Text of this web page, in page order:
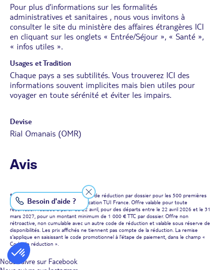
Pour plus d’informations sur les formalités
administratives et sanitaires , nous vous invitons à
consulter le site du ministère des affaires étrangères ICI
en cliquant sur les onglets « Entrée/Séjour », « Santé »,
« infos utiles ».
Usages et Tradition
Chaque pays a ses subtilités. Vous trouverez ICI des
informations souvent implicites mais bien utiles pour
voyager en toute sérénité et éviter les impairs.
Devise
Rial Omanais (OMR)
Avis
*Conditions de l'offre App: *30 € de réduction par dossier pour les 500 premières
réservations effectuées sur l'application TUI France. Offre valable pour toute
réservation réalisée à partir du 22 avril, pour des départs entre le 22 avril 2026 et le 31
mars 2027, pour un montant minimum de 1 000 € TTC par dossier. Offre non
rétroactive, non cumulable avec un autre code de réduction et valable sous réserve de
disponibilités. Les prix affichés ne tiennent pas compte de la réduction. La remise
s'applique en saisissant le code promotionnel à l'étape de paiement, dans le champ «
Code de réduction ».
Nous suivre sur Facebook
Besoin d'aide ?